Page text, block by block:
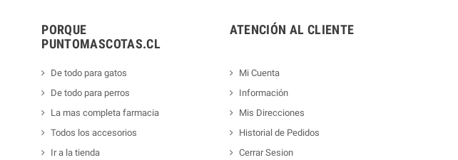
PORQUE
PUNTOMASCOTAS.CL
De todo para gatos
De todo para perros
La mas completa farmacia
Todos los accesorios
Ir a la tienda
ATENCIÓN AL CLIENTE
Mi Cuenta
Información
Mis Direcciones
Historial de Pedidos
Cerrar Sesion